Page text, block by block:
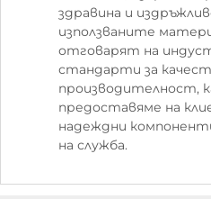
здравина и
използваните
отговарят на
стандарти за
производителност,
предоставяме на
надеждни
на служба.